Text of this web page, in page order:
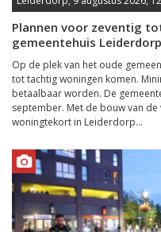
Plannen voor zeventig
gemeentehuis Leiderdorp
Op de plek van het oude
tot tachtig woningen komen.
betaalbaar worden. De
september. Met de bouw van
woningtekort in Leiderdorp...